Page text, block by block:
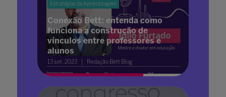
Estratégias de Aprendizagem
Conexão Bett: entenda como
funciona a construção de
vínculos entre professores e
alunos
13 set. 2023 Redação Bett Blog